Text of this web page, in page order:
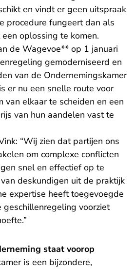
en vindt er geen uitspraak
procedure fungeert dan als
een oplossing te komen.
de Wagevoe** op 1 januari
gemoderniseerd en
van de Ondernemingskamer
er nu een snelle route voor
van elkaar te scheiden en een
van hun aandelen vast te
“Wij zien dat partijen ons
om complexe conflicten
snel en effectief op te
deskundigen uit de praktijk
expertise heeft toegevoegde
voorziet
staat voorop
is een bijzondere,